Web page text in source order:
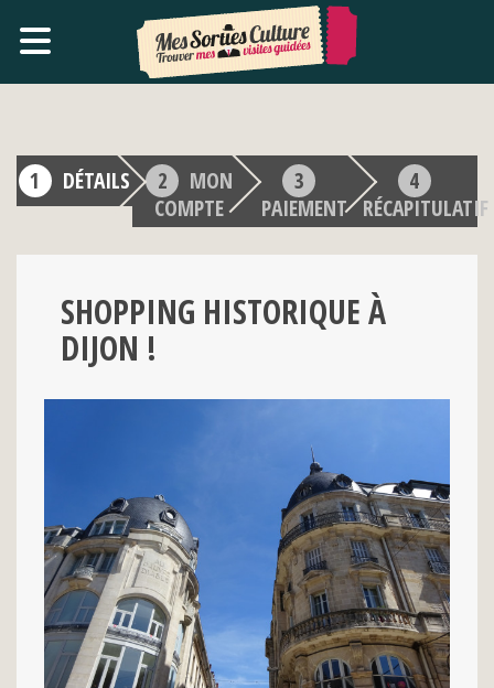
DÉTAILS
MON
COMPTE
PAIEMENT RÉCAPITULATIF
SHOPPING HISTORIQUE À
DIJON !